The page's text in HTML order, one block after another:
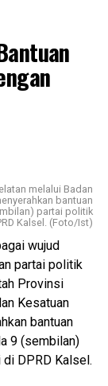
melalui Badan
bantuan
partai politik
Kalsel. (Foto/Ist)
wujud
partai politik
Provinsi
Kesatuan
bantuan
9 (sembilan)
DPRD Kalsel.